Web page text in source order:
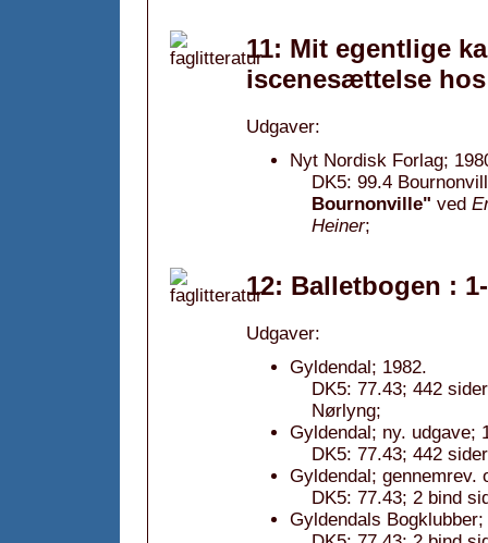
11: Mit egentlige
iscenesættelse
Udgaver:
Nyt Nordisk Forlag;
DK5: 99.4
Bournonville" ved
Heiner;
12: Balletbogen :
Udgaver:
Gyldendal; 1982.
DK5: 77.43; 442
Nørlyng;
Gyldendal; ny. udgave;
DK5: 77.43; 442
Gyldendal;
DK5: 77.43; 2 bind
Gyldendals Bogklubber;